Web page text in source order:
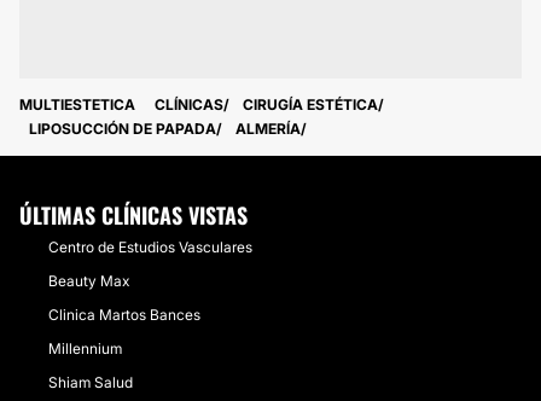
MULTIESTETICA CLÍNICAS
CIRUGÍA ESTÉTICA
LIPOSUCCIÓN DE PAPADA
ALMERÍA
ÚLTIMAS CLÍNICAS VISTAS
Centro de Estudios Vasculares
Beauty Max
Clinica Martos Bances
Millennium
Shiam Salud